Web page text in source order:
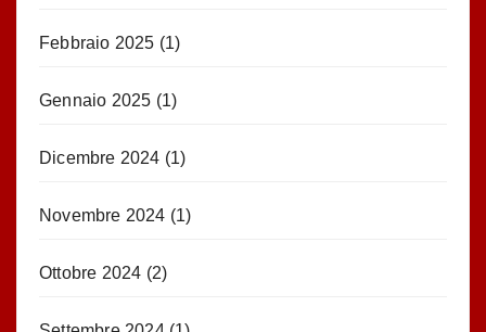
Febbraio 2025 (1)
Gennaio 2025 (1)
Dicembre 2024 (1)
Novembre 2024 (1)
Ottobre 2024 (2)